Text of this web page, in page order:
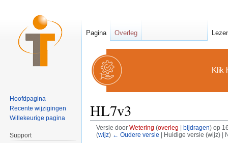
Klik
HL7v3
Versie door Wetering (overleg | bijdragen)op
(wijz) ← Oudere versie | Huidige versie (wijz) |
Pagina Overleg
Hoofdpagina
Recente wijzigingen
Willekeurige pagina
Support